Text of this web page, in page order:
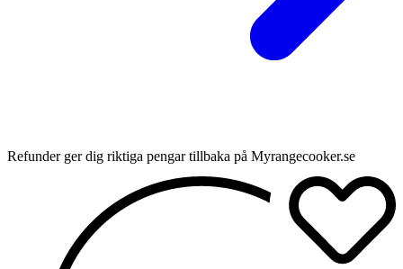
Refunder ger dig riktiga pengar tillbaka på Myrangecooker.se